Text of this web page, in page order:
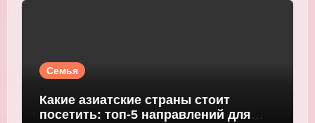
Семья
Какие азиатские страны стоит
посетить: топ-5 направлений для